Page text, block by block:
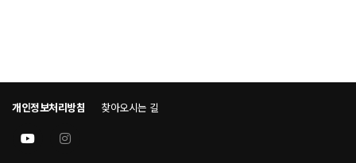
개인정보처리방침 찾아오시는 길